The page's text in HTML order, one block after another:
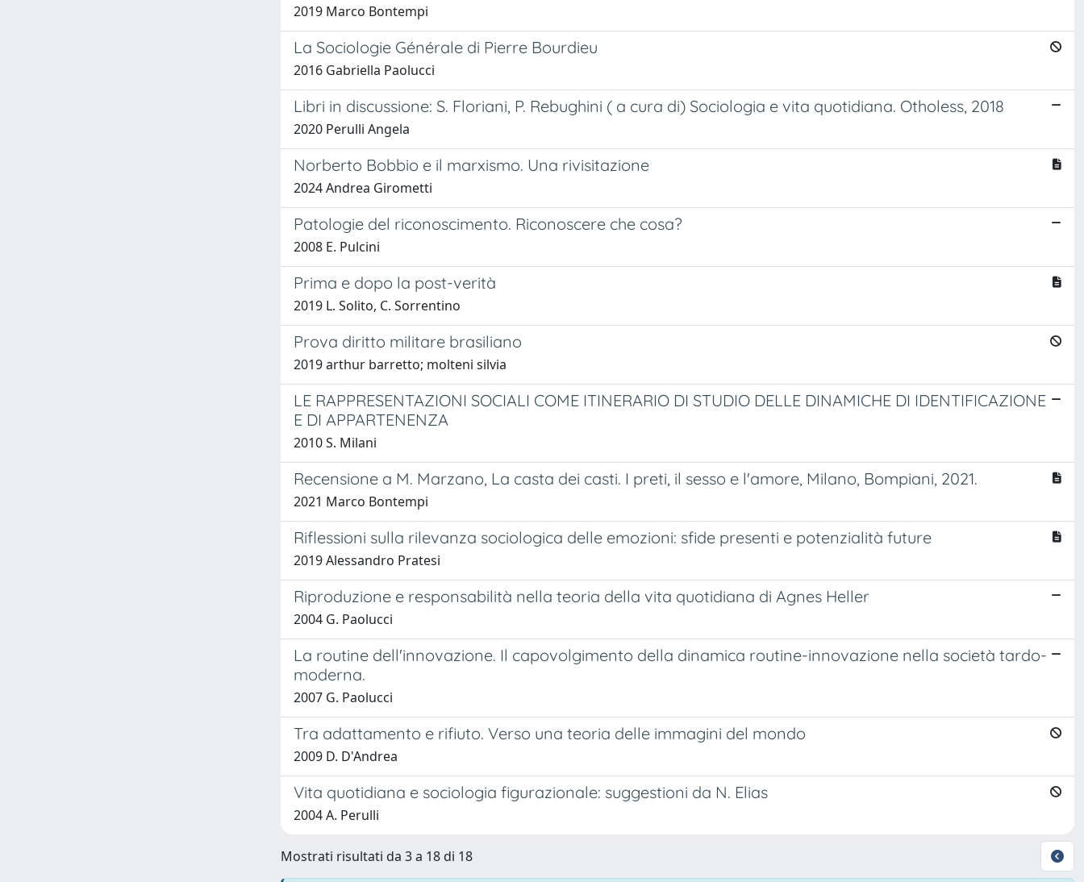
2019 Marco Bontempi
La Sociologie Générale di Pierre Bourdieu
2016 Gabriella Paolucci
Libri in discussione: S. Floriani, P. Rebughini ( a cura di) Sociologia e vita quotidiana. Otholess, 2018
2020 Perulli Angela
Norberto Bobbio e il marxismo. Una rivisitazione
2024 Andrea Girometti
Patologie del riconoscimento. Riconoscere che cosa?
2008 E. Pulcini
Prima e dopo la post-verità
2019 L. Solito, C. Sorrentino
Prova diritto militare brasiliano
2019 arthur barretto; molteni silvia
LE RAPPRESENTAZIONI SOCIALI COME ITINERARIO DI STUDIO DELLE DINAMICHE DI IDENTIFICAZIONE
E DI APPARTENENZA
2010 S. Milani
Recensione a M. Marzano, La casta dei casti. I preti, il sesso e l'amore, Milano, Bompiani, 2021.
2021 Marco Bontempi
Riflessioni sulla rilevanza sociologica delle emozioni: sfide presenti e potenzialità future
2019 Alessandro Pratesi
Riproduzione e responsabilità nella teoria della vita quotidiana di Agnes Heller
2004 G. Paolucci
La routine dell'innovazione. Il capovolgimento della dinamica routine-innovazione nella società tardo-
moderna.
2007 G. Paolucci
Tra adattamento e rifiuto. Verso una teoria delle immagini del mondo
2009 D. D'Andrea
Vita quotidiana e sociologia figurazionale: suggestioni da N. Elias
2004 A. Perulli
Mostrati risultati da 3 a 18 di 18